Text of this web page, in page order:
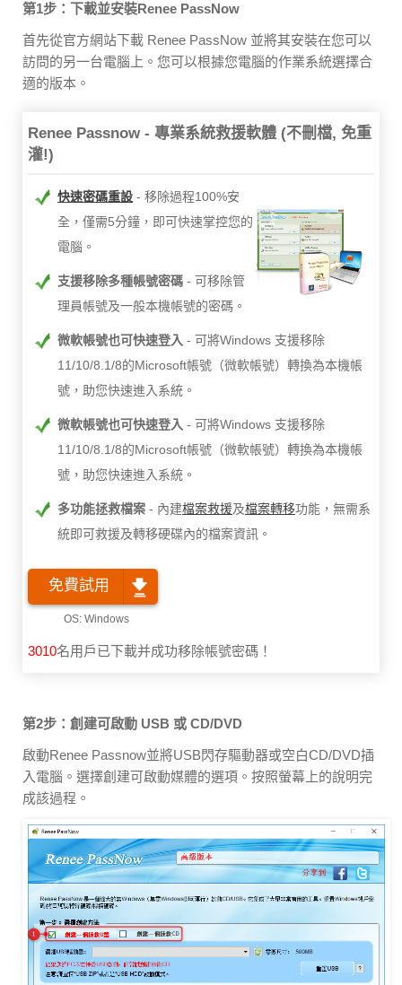
第1步：下載並安裝Renee PassNow
首先從官方網站下載 Renee PassNow 並將其安裝在您可以
訪問的另一台電腦上。您可以根據您電腦的作業系統選擇合
適的版本。
Renee Passnow - 專業系統救援軟體 (不刪檔, 免重
灌!)
快速密碼重設
移除過程100%安
全，僅需5分鐘，即可快速掌控您的
電腦。
支援移除多種帳號密碼
可移除管
理員帳號及一般本機帳號的密碼。
微軟帳號也可快速登入
可將Windows 支援移除
11/10/8.1/8的Microsoft帳號（微軟帳號）轉換為本機帳
號，助您快速進入系統。
微軟帳號也可快速登入
可將Windows 支援移除
11/10/8.1/8的Microsoft帳號（微軟帳號）轉換為本機帳
號，助您快速進入系統。
多功能拯救檔案 內建檔案救援及檔案轉移功能，無需系
統即可救援及轉移硬碟內的檔案資訊。
免費試用
3010名用戶已下載并成功移除帳號密碼！
第2步：創建可啟動 USB 或 CD/DVD
啟動Renee Passnow並將USB閃存驅動器或空白CD/DVD插
入電腦。選擇創建可啟動媒體的選項。按照螢幕上的說明完
成該過程。